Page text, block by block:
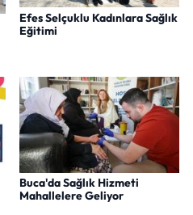
Efes Selçuklu Kadınlara Sağlık
Eğitimi
Buca'da Sağlık Hizmeti
Mahallelere Geliyor